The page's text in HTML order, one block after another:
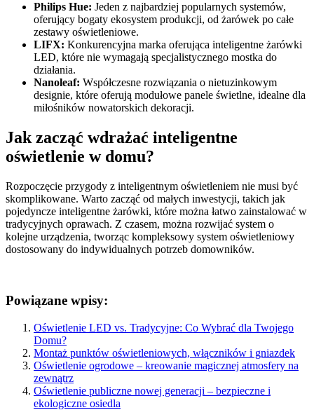
Philips Hue: Jeden z najbardziej popularnych systemów,
oferujący bogaty ekosystem produkcji, od żarówek po całe
zestawy oświetleniowe.
LIFX: Konkurencyjna marka oferująca inteligentne żarówki
LED, które nie wymagają specjalistycznego mostka do
działania.
Nanoleaf: Współczesne rozwiązania o nietuzinkowym
designie, które oferują modułowe panele świetlne, idealne dla
miłośników nowatorskich dekoracji.
Jak zacząć wdrażać inteligentne
oświetlenie w domu?
Rozpoczęcie przygody z inteligentnym oświetleniem nie musi być
skomplikowane. Warto zacząć od małych inwestycji, takich jak
pojedyncze inteligentne żarówki, które można łatwo zainstalować w
tradycyjnych oprawach. Z czasem, można rozwijać system o
kolejne urządzenia, tworząc kompleksowy system oświetleniowy
dostosowany do indywidualnych potrzeb domowników.
Powiązane wpisy:
Oświetlenie LED vs. Tradycyjne: Co Wybrać dla Twojego
Domu?
Montaż punktów oświetleniowych, włączników i gniazdek
Oświetlenie ogrodowe – kreowanie magicznej atmosfery na
zewnątrz
Oświetlenie publiczne nowej generacji – bezpieczne i
ekologiczne osiedla